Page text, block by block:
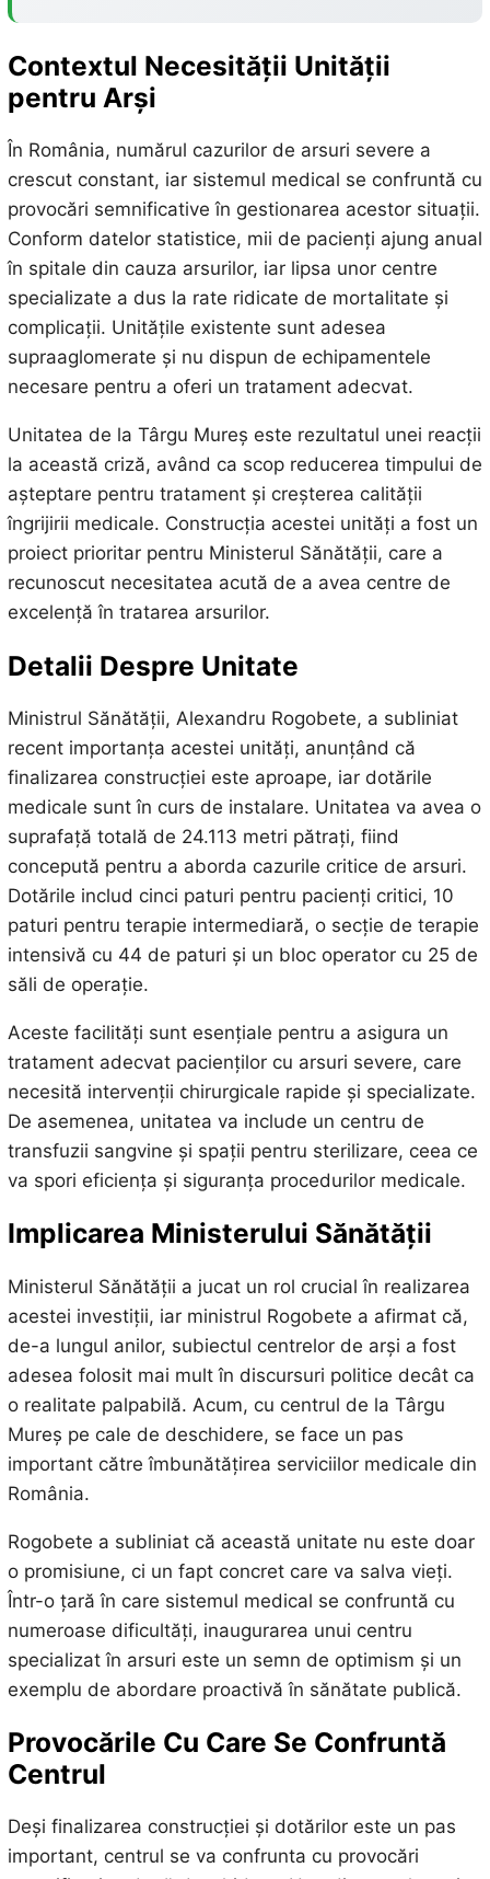
Contextul Necesității Unității
pentru Arși
În România, numărul cazurilor de arsuri severe a
crescut constant, iar sistemul medical se confruntă cu
provocări semnificative în gestionarea acestor situații.
Conform datelor statistice, mii de pacienți ajung anual
în spitale din cauza arsurilor, iar lipsa unor centre
specializate a dus la rate ridicate de mortalitate și
complicații. Unitățile existente sunt adesea
supraaglomerate și nu dispun de echipamentele
necesare pentru a oferi un tratament adecvat.
Unitatea de la Târgu Mureș este rezultatul unei reacții
la această criză, având ca scop reducerea timpului de
așteptare pentru tratament și creșterea calității
îngrijirii medicale. Construcția acestei unități a fost un
proiect prioritar pentru Ministerul Sănătății, care a
recunoscut necesitatea acută de a avea centre de
excelență în tratarea arsurilor.
Detalii Despre Unitate
Ministrul Sănătății, Alexandru Rogobete, a subliniat
recent importanța acestei unități, anunțând că
finalizarea construcției este aproape, iar dotările
medicale sunt în curs de instalare. Unitatea va avea o
suprafață totală de 24.113 metri pătrați, fiind
concepută pentru a aborda cazurile critice de arsuri.
Dotările includ cinci paturi pentru pacienți critici, 10
paturi pentru terapie intermediară, o secție de terapie
intensivă cu 44 de paturi și un bloc operator cu 25 de
săli de operație.
Aceste facilități sunt esențiale pentru a asigura un
tratament adecvat pacienților cu arsuri severe, care
necesită intervenții chirurgicale rapide și specializate.
De asemenea, unitatea va include un centru de
transfuzii sangvine și spații pentru sterilizare, ceea ce
va spori eficiența și siguranța procedurilor medicale.
Implicarea Ministerului Sănătății
Ministerul Sănătății a jucat un rol crucial în realizarea
acestei investiții, iar ministrul Rogobete a afirmat că,
de-a lungul anilor, subiectul centrelor de arși a fost
adesea folosit mai mult în discursuri politice decât ca
o realitate palpabilă. Acum, cu centrul de la Târgu
Mureș pe cale de deschidere, se face un pas
important către îmbunătățirea serviciilor medicale din
România.
Rogobete a subliniat că această unitate nu este doar
o promisiune, ci un fapt concret care va salva vieți.
Într-o țară în care sistemul medical se confruntă cu
numeroase dificultăți, inaugurarea unui centru
specializat în arsuri este un semn de optimism și un
exemplu de abordare proactivă în sănătate publică.
Provocările Cu Care Se Confruntă
Centrul
Deși finalizarea construcției și dotărilor este un pas
important, centrul se va confrunta cu provocări